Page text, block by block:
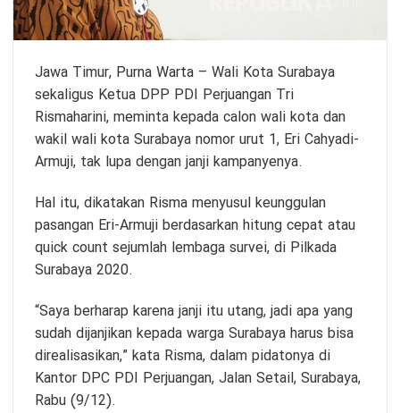
Jawa Timur, Purna Warta – Wali Kota Surabaya
sekaligus Ketua DPP PDI Perjuangan Tri
Rismaharini, meminta kepada calon wali kota dan
wakil wali kota Surabaya nomor urut 1, Eri Cahyadi-
Armuji, tak lupa dengan janji kampanyenya.
Hal itu, dikatakan Risma menyusul keunggulan
pasangan Eri-Armuji berdasarkan hitung cepat atau
quick count sejumlah lembaga survei, di Pilkada
Surabaya 2020.
“Saya berharap karena janji itu utang, jadi apa yang
sudah dijanjikan kepada warga Surabaya harus bisa
direalisasikan,” kata Risma, dalam pidatonya di
Kantor DPC PDI Perjuangan, Jalan Setail, Surabaya,
Rabu (9/12).